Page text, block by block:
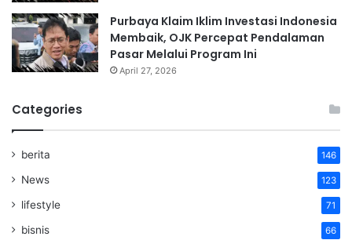
Purbaya Klaim Iklim Investasi Indonesia
Membaik, OJK Percepat Pendalaman
Pasar Melalui Program Ini
April 27, 2026
Categories
berita 146
News 123
lifestyle 71
bisnis 66